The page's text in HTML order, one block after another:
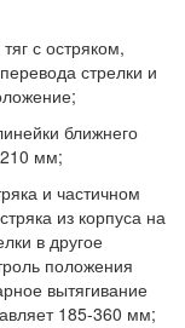
с остряком,
стрелки и
ближнего
210 мм;
и частичном
из корпуса на
в другое
положения
вытягивание
185-360 мм;